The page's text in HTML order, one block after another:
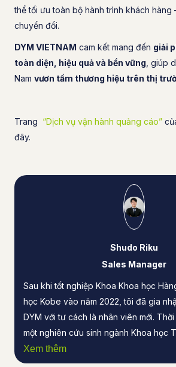
thể tối ưu toàn bộ hành trình khách hàng
chuyển đổi.
DYM VIETNAM cam kết mang đến giải
toàn diện, hiệu quả và bền vững , giúp
Nam vươn tầm thương hiệu trên thị
Trang “Dịch vụ vận hành quảng cáo”
đây.
Shudo Riku
Sales Manager
Sau khi tốt nghiệp Khoa Khoa học
học Kobe vào năm 2022, tôi đã gia
DYM với tư cách là nhân viên mới.
một nghiên cứu sinh ngành Khoa học
ngành Kỹ thuật Vật lý Điện tử. Trong
hiện nghiên cứu về vật chất quang
Xem thêm